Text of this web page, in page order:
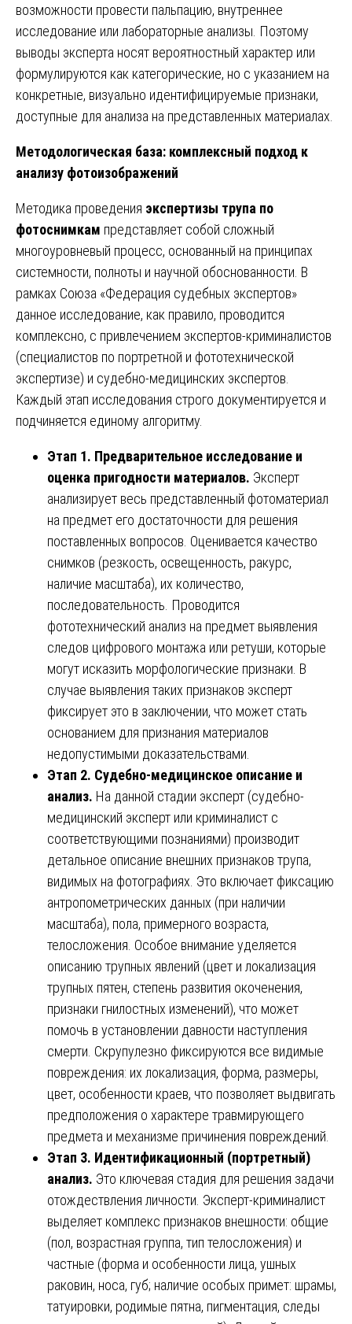
возможности провести пальпацию, внутреннее
исследование или лабораторные анализы. Поэтому
выводы эксперта носят вероятностный характер или
формулируются как категорические, но с указанием на
конкретные, визуально идентифицируемые признаки,
доступные для анализа на представленных материалах.
Методологическая база: комплексный подход к
анализу фотоизображений
Методика проведения экспертизы трупа по
фотоснимкам представляет собой сложный
многоуровневый процесс, основанный на принципах
системности, полноты и научной обоснованности. В
рамках Союза «Федерация судебных экспертов»
данное исследование, как правило, проводится
комплексно, с привлечением экспертов-криминалистов
(специалистов по портретной и фототехнической
экспертизе) и судебно-медицинских экспертов.
Каждый этап исследования строго документируется и
подчиняется единому алгоритму.
Этап 1. Предварительное исследование и
оценка пригодности материалов. Эксперт
анализирует весь представленный фотоматериал
на предмет его достаточности для решения
поставленных вопросов. Оценивается качество
снимков (резкость, освещенность, ракурс,
наличие масштаба), их количество,
последовательность. Проводится
фототехнический анализ на предмет выявления
следов цифрового монтажа или ретуши, которые
могут исказить морфологические признаки. В
случае выявления таких признаков эксперт
фиксирует это в заключении, что может стать
основанием для признания материалов
недопустимыми доказательствами.
Этап 2. Судебно-медицинское описание и
анализ. На данной стадии эксперт (судебно-
медицинский эксперт или криминалист с
соответствующими познаниями) производит
детальное описание внешних признаков трупа,
видимых на фотографиях. Это включает фиксацию
антропометрических данных (при наличии
масштаба), пола, примерного возраста,
телосложения. Особое внимание уделяется
описанию трупных явлений (цвет и локализация
трупных пятен, степень развития окоченения,
признаки гнилостных изменений), что может
помочь в установлении давности наступления
смерти. Скрупулезно фиксируются все видимые
повреждения: их локализация, форма, размеры,
цвет, особенности краев, что позволяет выдвигать
предположения о характере травмирующего
предмета и механизме причинения повреждений.
Этап 3. Идентификационный (портретный)
анализ. Это ключевая стадия для решения задачи
отождествления личности. Эксперт-криминалист
выделяет комплекс признаков внешности: общие
(пол, возрастная группа, тип телосложения) и
частные (форма и особенности лица, ушных
раковин, носа, губ; наличие особых примет: шрамы,
татуировки, родимые пятна, пигментация, следы